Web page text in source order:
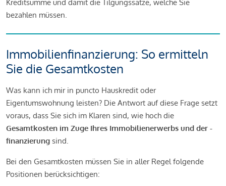
Kreditsumme und damit die Tilgungssätze, welche Sie
bezahlen müssen.
Immobilienfinanzierung: So ermitteln
Sie die Gesamtkosten
Was kann ich mir in puncto Hauskredit oder
Eigentumswohnung leisten? Die Antwort auf diese Frage setzt
voraus, dass Sie sich im Klaren sind, wie hoch die
Gesamtkosten im Zuge Ihres Immobilienerwerbs und der -
finanzierung sind.
Bei den Gesamtkosten müssen Sie in aller Regel folgende
Positionen berücksichtigen: